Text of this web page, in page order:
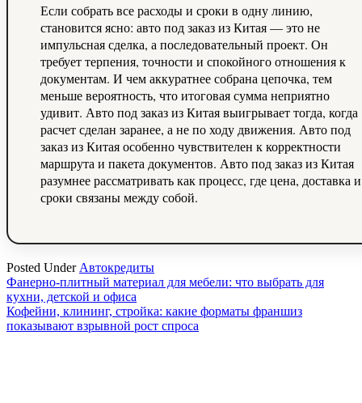
Если собрать все расходы и сроки в одну линию,
становится ясно: авто под заказ из Китая — это не
импульсная сделка, а последовательный проект. Он
требует терпения, точности и спокойного отношения к
документам. И чем аккуратнее собрана цепочка, тем
меньше вероятность, что итоговая сумма неприятно
удивит. Авто под заказ из Китая выигрывает тогда, когда
расчет сделан заранее, а не по ходу движения. Авто под
заказ из Китая особенно чувствителен к корректности
маршрута и пакета документов. Авто под заказ из Китая
разумнее рассматривать как процесс, где цена, доставка и
сроки связаны между собой.
Posted Under Автокредиты
Навигация
по
записям
Фанерно-плитный материал для мебели: что выбрать для
кухни, детской и офиса
Кофейни, клининг, стройка: какие форматы франшиз
показывают взрывной рост спроса